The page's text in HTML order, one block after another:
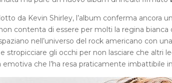
da Kevin Shirley, l’album conferma ancora
contenta di essere per molti la regina
nell’universo del rock americano con
stropicciare gli occhi per non lasciare che altri
emotiva che l’ha resa praticamente imbattibile